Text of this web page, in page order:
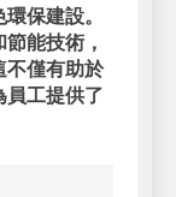
保建設。
能技術，
不僅有助於
工提供了